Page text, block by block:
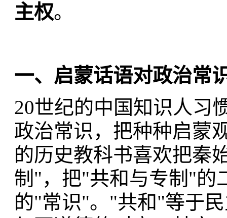
主权。
一、启蒙话语对政治常
20世纪的中国知识人习
政治常识，把种种启蒙
的历史教科书喜欢把秦
制"，把"共和与专制"的
的"常识"。"共和"等于